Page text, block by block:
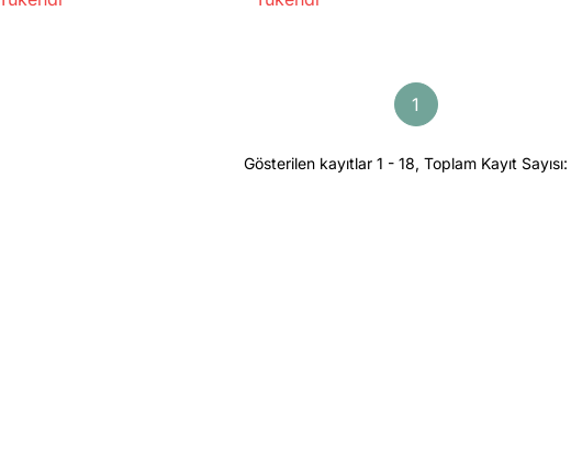
1
Gösterilen kayıtlar 1 - 18, Toplam Kayıt Sayısı: